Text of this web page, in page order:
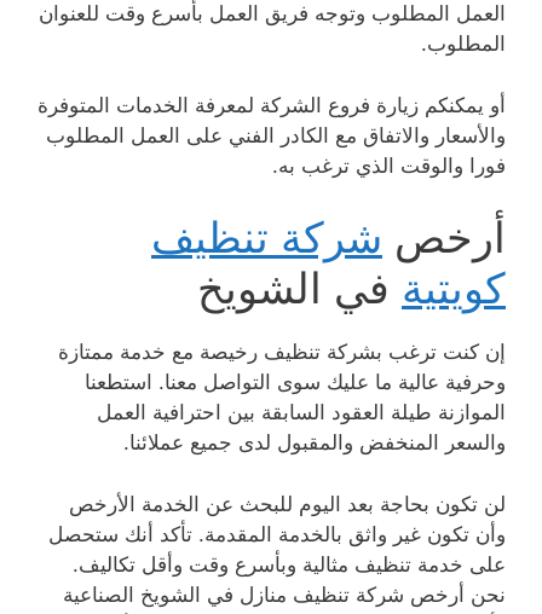
العمل المطلوب وتوجه فريق العمل بأسرع وقت للعنوان
المطلوب.
أو يمكنكم زيارة فروع الشركة لمعرفة الخدمات المتوفرة
والأسعار والاتفاق مع الكادر الفني على العمل المطلوب
فورا والوقت الذي ترغب به.
أرخص شركة تنظيف
كويتية في الشويخ
إن كنت ترغب بشركة تنظيف رخيصة مع خدمة ممتازة
وحرفية عالية ما عليك سوى التواصل معنا. استطعنا
الموازنة طيلة العقود السابقة بين احترافية العمل
والسعر المنخفض والمقبول لدى جميع عملائنا.
لن تكون بحاجة بعد اليوم للبحث عن الخدمة الأرخص
وأن تكون غير واثق بالخدمة المقدمة. تأكد أنك ستحصل
على خدمة تنظيف مثالية وبأسرع وقت وأقل تكاليف.
نحن أرخص شركة تنظيف منازل في الشويخ الصناعية